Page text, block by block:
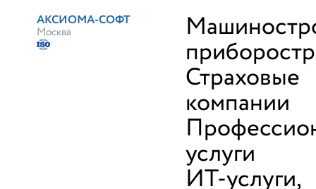
АКСИОМА-СОФТ
Москва
Страховые
компании
услуги
ИТ-услуги,